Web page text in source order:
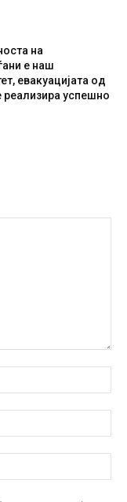
на
е наш
евакуацијата од
реализира успешно